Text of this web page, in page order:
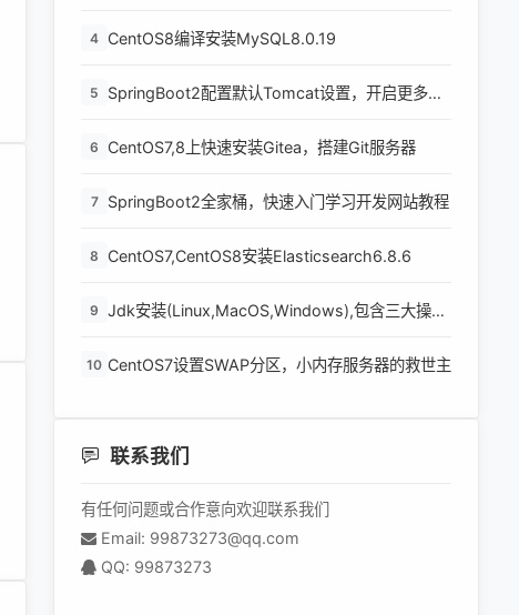
4 CentOS8编译安装MySQL8.0.19
5
SpringBoot2配置默认Tomcat设置，开启更多高
6 CentOS7,8上快速安装Gitea，搭建Git服务器
7 SpringBoot2全家桶，快速入门学习开发网站教程
8 CentOS7,CentOS8安装Elasticsearch6.8.6
9 Jdk安装(Linux,MacOS,Windows),包含三大操作
10 CentOS7设置SWAP分区，小内存服务器的救世主
联系我们
有任何问题或合作意向欢迎联系我们
Email: 99873273@qq.com
QQ: 99873273